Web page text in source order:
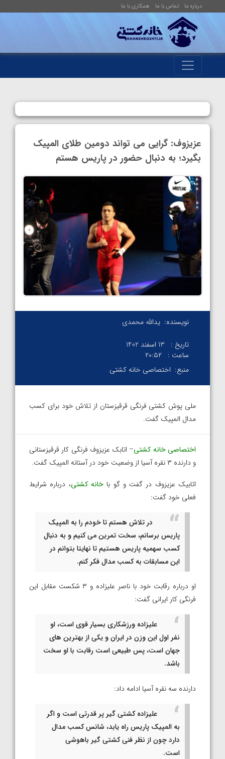
درباره ما تماس با ما همکاری با ما
عزیزوف: گرایی می تواند دومین طلای المپیک
بگیرد؛ به دنبال حضور در پاریس هستم
نویسنده: یدالله محمدی
تاریخ :
13 اسفند 1402
ساعت :
۲۰:۵۲
منبع: اختصاصی خانه کشتی
ملی پوش کشتی فرنگی قرقیزستان از تلاش خود برای کسب
مدال المپیک گفت.
اختصاصی خانه کشتی– اتابک عزیزوف فرنگی کار قرقیزستانی
و دارنده ۳ نقره آسیا از وضعیت خود در آستانه المپیک گفت.
اتابیک عزیزوف در گفت و گو باخانه کشتی، درباره شرایط
فعلی خود گفت:
در تلاش هستم تا خودم را به المپیک
پاریس برسانم، سخت تمرین می کنیم و به دنبال
کسب سهمیه پاریس هستیم تا نهایتا بتوانم در
این مسابقات به کسب مدال فکر کنم.
او درباره رقابت خود با ناصر علیزاده و ۳ شکست مقابل این
فرنگی کار ایرانی گفت:
علیزاده ورزشکاری بسیار قوی است، او
نفر اول این وزن در ایران و یکی از بهترین های
جهان است، پس طبیعی است رقابت با او سخت
باشد.
دارنده سه نقره آسیا ادامه داد:
علیزاده کشتی گیر پر قدرتی است و اگر
به المپیک پاریس راه یابد، شانس کسب مدال
دارد چون از نظر فنی کشتی گیر باهوشی
است.